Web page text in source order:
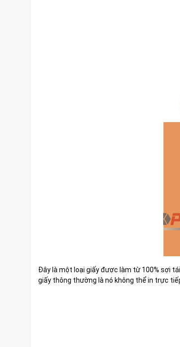
Đây là một loại giấy được làm từ 100% sợi
giấy thông thường là nó không thể in trực